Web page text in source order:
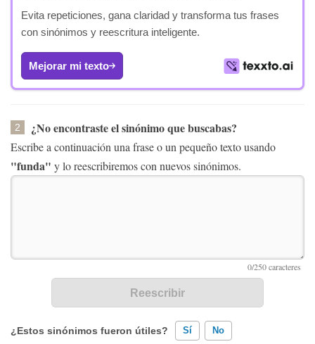
Evita repeticiones, gana claridad y transforma tus frases
con sinónimos y reescritura inteligente.
Mejorar mi texto
2 ¿No encontraste el sinónimo que buscabas?
Escribe a continuación una frase o un pequeño texto usando
"funda" y lo reescribiremos con nuevos sinónimos.
¿Estos sinónimos fueron útiles? Sí No